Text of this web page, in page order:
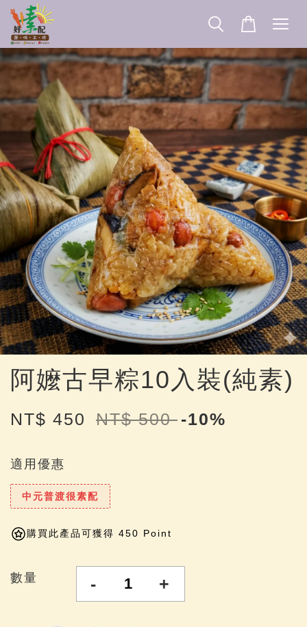
阿嬤古早粽10入裝(純素)
NT$ 450 NT$ 500 -10%
適用優惠
中元普渡很素配
購買此產品可獲得 450 Point
數量 - +